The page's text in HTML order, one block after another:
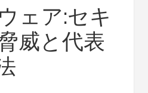
ェア:セキ
威と代表